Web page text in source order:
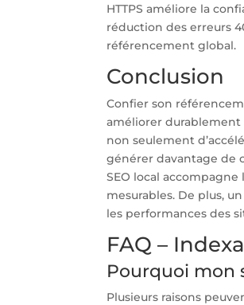
HTTPS améliore la
réduction des erreurs
référencement global.
Conclusion
Confier son
améliorer durablement
non seulement
générer davantage de
SEO local
mesurables. De plus,
les performances des
FAQ –
Pourquoi mon
Plusieurs raisons